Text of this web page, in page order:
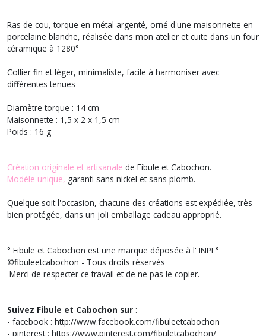
Ras de cou, torque en métal argenté, orné d'une maisonnette en
porcelaine blanche, réalisée dans mon atelier et cuite dans un four
céramique à 1280°
Collier fin et léger, minimaliste, facile à harmoniser avec
différentes tenues
Diamètre torque : 14 cm
Maisonnette : 1,5 x 2 x 1,5 cm
Poids : 16 g
Création originale et artisanale de Fibule et Cabochon.
Modèle unique, garanti sans nickel et sans plomb.
Quelque soit l'occasion, chacune des créations est expédiée, très
bien protégée, dans un joli emballage cadeau approprié.
° Fibule et Cabochon est une marque déposée à l' INPI °
©fibuleetcabochon - Tous droits réservés
Merci de respecter ce travail et de ne pas le copier.
Suivez Fibule et Cabochon sur :
- facebook : http://www.facebook.com/fibuleetcabochon
- pinterest : https://www.pinterest.com/fibuletcabochon/